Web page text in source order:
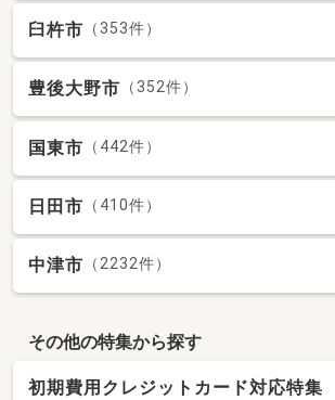
臼杵市 （353件）
豊後大野市 （352件）
国東市 （442件）
日田市 （410件）
中津市 （2232件）
その他の特集から探す
初期費用クレジットカード対応特集